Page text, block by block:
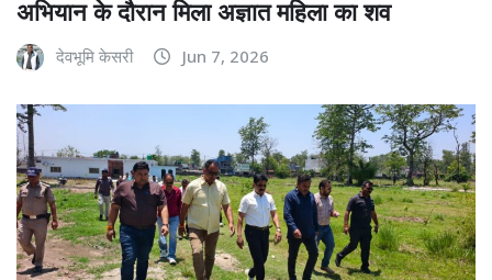
अभियान के दौरान मिला अज्ञात महिला का शव
देवभूमि केसरी Jun 7, 2026